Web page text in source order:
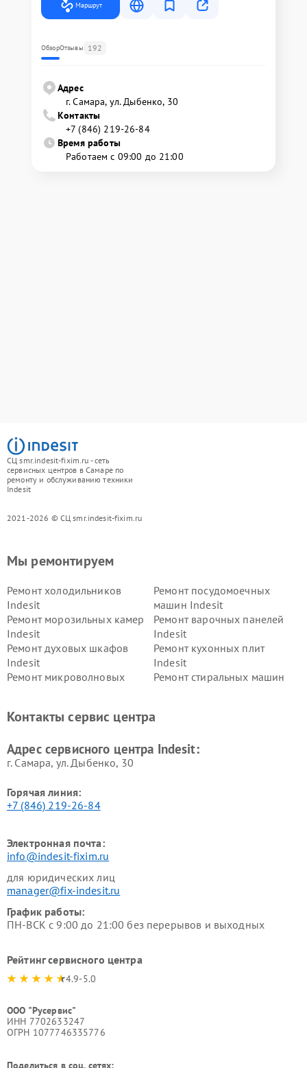
Маршрут
ОбзорОтзывы 192
Адрес
г. Самара, ул. Дыбенко, 30
Контакты
+7 (846) 219-26-84
Время работы
Работаем с 09:00 до 21:00
СЦ smr.indesit-fixim.ru - сеть
сервисных центров в Самаре по
ремонту и обслуживанию техники
Indesit
2021-2026 © СЦ smr.indesit-fixim.ru
Мы ремонтируем
Ремонт холодильников
Indesit
Ремонт посудомоечных
машин Indesit
Ремонт морозильных камер
Indesit
Ремонт варочных панелей
Indesit
Ремонт духовых шкафов
Indesit
Ремонт кухонных плит
Indesit
Ремонт микроволновых
Ремонт стиральных машин
Indesit
Indesit
Контакты сервис центра
Адрес сервисного центра Indesit:
г. Самара, ул. Дыбенко, 30
Горячая линия:
+7 (846) 219-26-84
Электронная почта:
info@indesit-fixim.ru
для юридических лиц
manager@fix-indesit.ru
График работы:
ПН-ВСК с 9:00 до 21:00 без перерывов и выходных
Рейтинг сервисного центра
4.9-5.0
ООО "Русервис"
ИНН 7702633247
ОГРН 1077746335776
Поделиться в соц. сетях: